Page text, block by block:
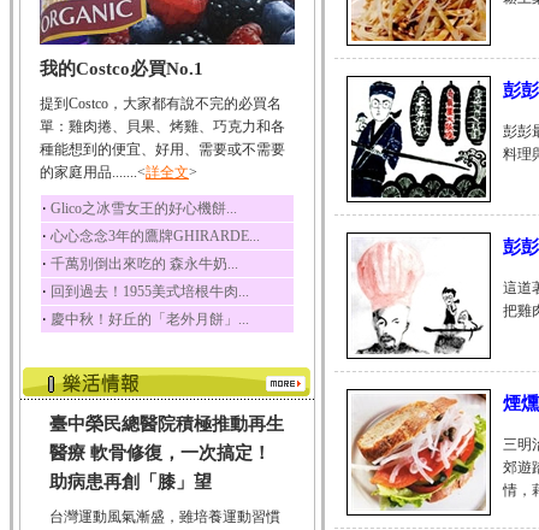
中樞神經系統，特別...
椰子
椰子含有糖類、脂肪、
荔枝
荔枝性質溫和所含的營
養素有醣類、檸檬酸...
五味子
五味子性質溫熱所含營
養成分有揮發油、檸...
草魚
草魚含有維生素A、維生
素C、及豐富的蛋白...
我的Costco必買No.1
提到Costco，大家都有說不完的必買名
單：雞肉捲、貝果、烤雞、巧克力和各
種能想到的便宜、好用、需要或不需要
的家庭用品.......<詳全文>
‧ Glico之冰雪女王的好心機餅...
‧ 心心念念3年的鷹牌GHIRARDE...
‧ 千萬別倒出來吃的 森永牛奶...
‧ 回到過去！1955美式培根牛肉...
‧ 慶中秋！好丘的「老外月餅」...
臺中榮民總醫院積極推動再生
醫療 軟骨修復，一次搞定！
助病患再創「膝」望
台灣運動風氣漸盛，雖培養運動習慣
彭
彭彭
料理
彭
這道
把雞
煙
三明
郊遊
情，